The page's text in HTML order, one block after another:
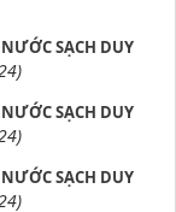
SẠCH DUY
SẠCH DUY
SẠCH DUY